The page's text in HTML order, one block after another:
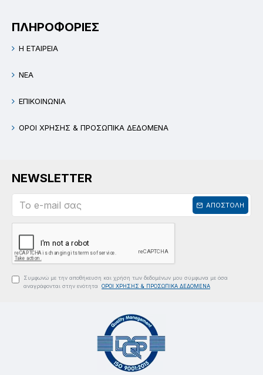
ΠΛΗΡΟΦΟΡΙΕΣ
Η ΕΤΑΙΡΕΙΑ
ΝΕΑ
ΕΠΙΚΟΙΝΩΝΙΑ
ΟΡΟΙ ΧΡΗΣΗΣ & ΠΡΟΣΩΠΙΚΑ ΔΕΔΟΜΕΝΑ
NEWSLETTER
ΑΠΟΣΤΟΛΗ
Συμφωνώ με την αποθήκευση και χρήση των δεδομένων μου σύμφωνα με όσα
αναγράφονται στην ενότητα
ΟΡΟΙ ΧΡΗΣΗΣ & ΠΡΟΣΩΠΙΚΑ ΔΕΔΟΜΕΝΑ